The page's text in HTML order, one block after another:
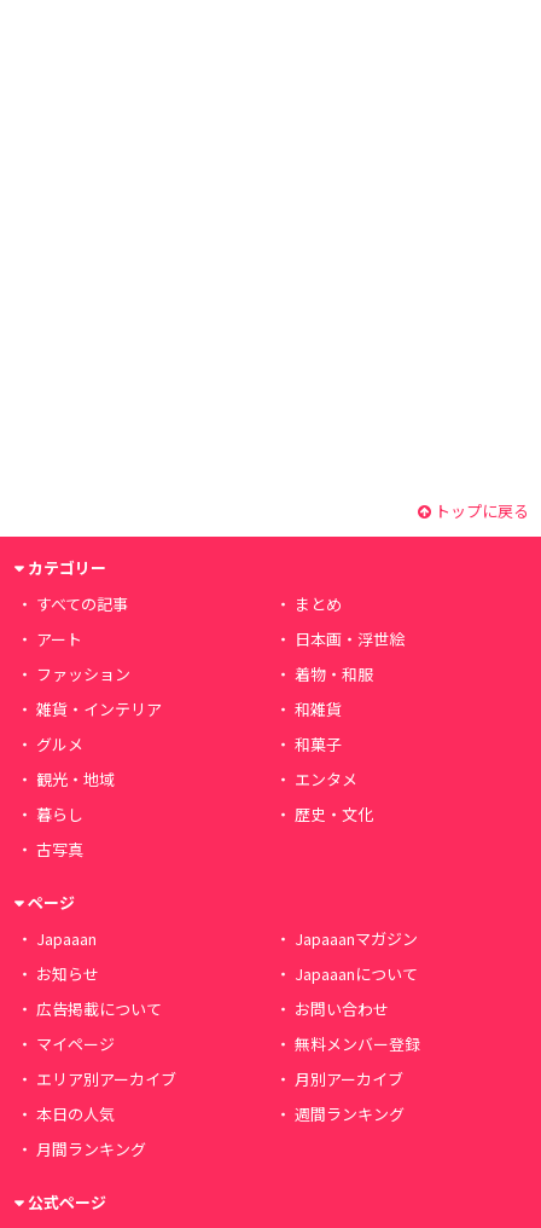
トップに戻る
カテゴリー
すべての記事
まとめ
アート
日本画・浮世絵
ファッション
着物・和服
雑貨・インテリア
和雑貨
グルメ
和菓子
観光・地域
エンタメ
暮らし
歴史・文化
古写真
ページ
Japaaan
Japaaanマガジン
お知らせ
Japaaanについて
広告掲載について
お問い合わせ
マイページ
無料メンバー登録
エリア別アーカイブ
月別アーカイブ
本日の人気
週間ランキング
月間ランキング
公式ページ